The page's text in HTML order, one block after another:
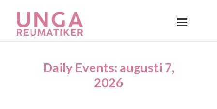
Daily Events: augusti 7,
2026